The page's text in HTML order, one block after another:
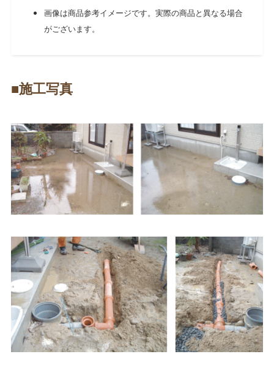
画像は商品参考イメージです。実際の商品と異なる場合
がございます。
■施工写真